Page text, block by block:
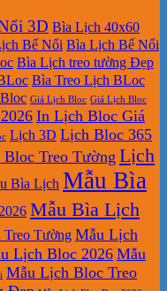
3D Bìa Lịch 40x60
Bế Nổi Bìa Lịch Bế Nổi
Bìa Lịch treo tường Đẹp
Bìa Treo Lịch BLoc
Giá Lịch Bloc Giá Lịch Bloc
In Lịch Bloc Giá
Lịch 3D Lịch Bloc 365
Treo Tường Lịch
Bìa Lịch Mẫu Bìa
Mẫu Bìa Lịch
Tường Mẫu Lịch
Lịch Bloc 2026 Mẫu
Mẫu Lịch Bloc Treo